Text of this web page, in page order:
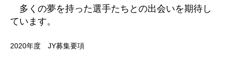
多くの夢を持った選手たちとの出会いを期待し
ています。
2020年度 JY募集要項